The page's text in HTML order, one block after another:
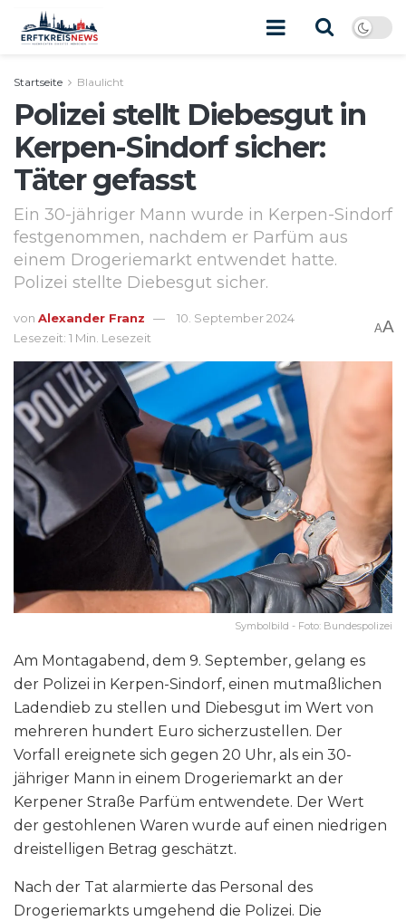
Startseite Blaulicht
Polizei stellt Diebesgut in
Kerpen-Sindorf sicher:
Täter gefasst
Ein 30-jähriger Mann wurde in Kerpen-Sindorf
festgenommen, nachdem er Parfüm aus
einem Drogeriemarkt entwendet hatte.
Polizei stellte Diebesgut sicher.
von Alexander Franz
10. September 2024
Lesezeit: 1 Min. Lesezeit
AA
Symbolbild - Foto: Bundespolizei
Am Montagabend, dem 9. September, gelang es
der Polizei in Kerpen-Sindorf, einen mutmaßlichen
Ladendieb zu stellen und Diebesgut im Wert von
mehreren hundert Euro sicherzustellen. Der
Vorfall ereignete sich gegen 20 Uhr, als ein 30-
jähriger Mann in einem Drogeriemarkt an der
Kerpener Straße Parfüm entwendete. Der Wert
der gestohlenen Waren wurde auf einen niedrigen
dreistelligen Betrag geschätzt.
Nach der Tat alarmierte das Personal des
Drogeriemarkts umgehend die Polizei. Die